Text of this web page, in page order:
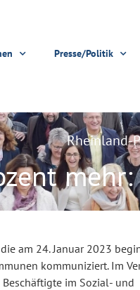
Presse/Politik
Rheinland-
am 24. Januar 2023
kommuniziert. Im
im Sozial- und